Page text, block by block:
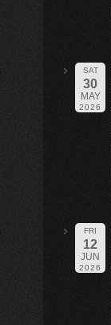
SAT
30
MAY
2026
FRI
12
JUN
2026